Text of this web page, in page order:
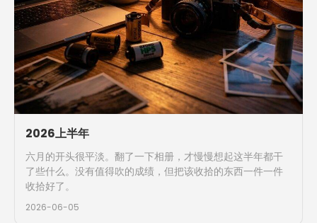
2026上半年
六月的开头很平淡。翻了一下相册，才慢慢想起这半年都干
了些什么。没有值得吹的成绩，但把该收拾的东西一件一件
收拾好了。
2026-06-05